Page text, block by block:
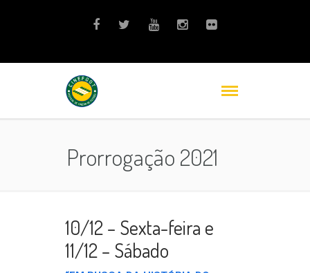
Prorrogação 2021
10/12 – Sexta-feira e
11/12 – Sábado